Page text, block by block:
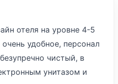
отеля на уровне 4-5
удобное, персонал
чистый, в
унитазом и